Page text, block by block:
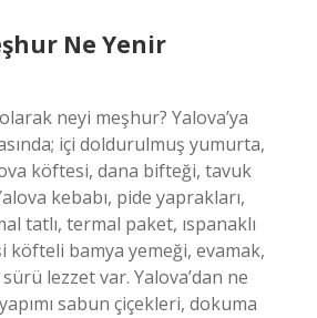
Ne Yenir
neyi meşhur? Yalova’ya
içi doldurulmuş yumurta,
köftesi, dana bifteği, tavuk
kebabı, pide yaprakları,
tatlı, termal paket, ıspanaklı
köfteli bamya yemeği, evamak,
lezzet var. Yalova’dan ne
sabun çiçekleri, dokuma